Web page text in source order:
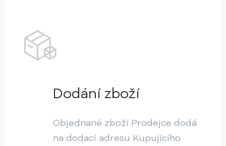
Dodání zboží
Objednané zboží Prodejce dodá
na dodací adresu Kupujícího